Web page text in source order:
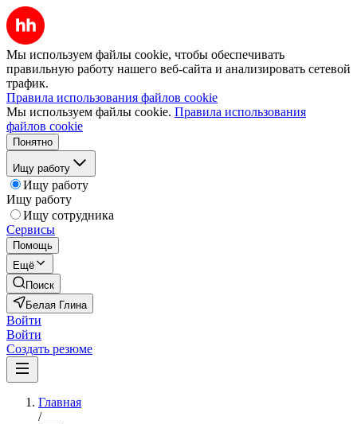
Мы используем файлы cookie, чтобы обеспечивать
правильную работу нашего веб-сайта и анализировать сетевой
трафик.
Правила использования файлов cookie
Мы используем файлы cookie. Правила использования
файлов cookie
Понятно
Ищу работу
Ищу работу
Ищу работу
Ищу сотрудника
Сервисы
Помощь
Ещё
Поиск
Белая Глина
Войти
Войти
Создать резюме
Главная
/